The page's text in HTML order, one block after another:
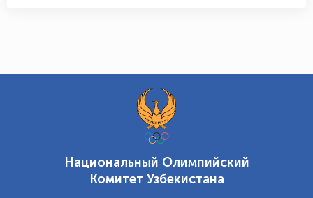
Национальный Олимпийский
Комитет Узбекистана